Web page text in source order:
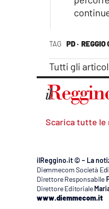
TAG PD ·
Tutti gli
Scarica tutte le
ilReggino.it © – La
Diemmecom Società
Direttore Responsabile
Direttore Editoriale
www.diemmecom.it